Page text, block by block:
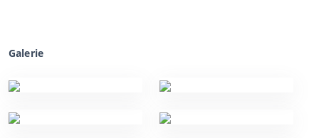
Galerie